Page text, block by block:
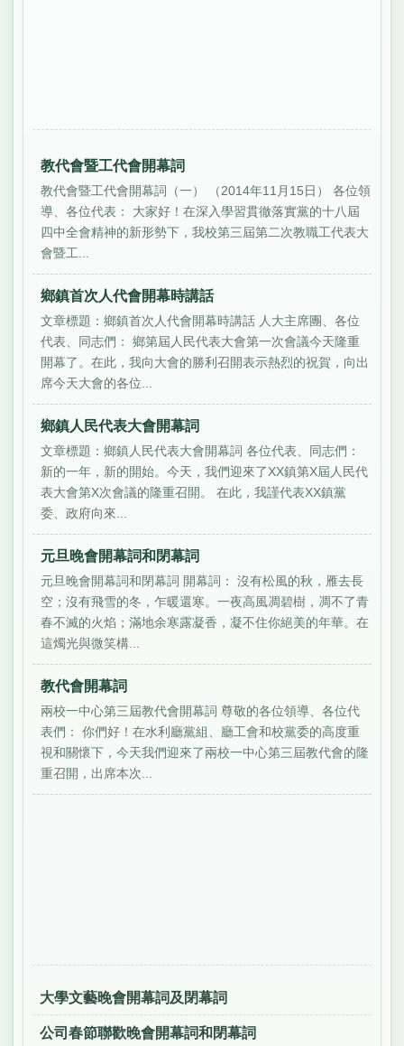
教代會暨工代會開幕詞
教代會暨工代會開幕詞（一） （2014年11月15日） 各位領
導、各位代表： 大家好！在深入學習貫徹落實黨的十八屆
四中全會精神的新形勢下，我校第三屆第二次教職工代表大
會暨工...
鄉鎮首次人代會開幕時講話
文章標題：鄉鎮首次人代會開幕時講話 人大主席團、各位
代表、同志們： 鄉第屆人民代表大會第一次會議今天隆重
開幕了。在此，我向大會的勝利召開表示熱烈的祝賀，向出
席今天大會的各位...
鄉鎮人民代表大會開幕詞
文章標題：鄉鎮人民代表大會開幕詞 各位代表、同志們：
新的一年，新的開始。今天，我們迎來了XX鎮第X屆人民代
表大會第X次會議的隆重召開。 在此，我謹代表XX鎮黨
委、政府向來...
元旦晚會開幕詞和閉幕詞
元旦晚會開幕詞和閉幕詞 開幕詞： 沒有松風的秋，雁去長
空；沒有飛雪的冬，乍暖還寒。一夜高風凋碧樹，凋不了青
春不滅的火焰；滿地余寒露凝香，凝不住你絕美的年華。在
這燭光與微笑構...
教代會開幕詞
兩校一中心第三屆教代會開幕詞 尊敬的各位領導、各位代
表們： 你們好！在水利廳黨組、廳工會和校黨委的高度重
視和關懷下，今天我們迎來了兩校一中心第三屆教代會的隆
重召開，出席本次...
大學文藝晚會開幕詞及閉幕詞
公司春節聯歡晚會開幕詞和閉幕詞